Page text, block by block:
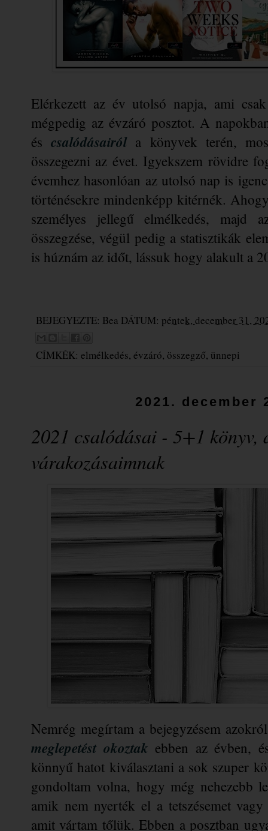
Elérkezett az év utolsó napja, ami
mégpedig az évzáró posztot. A
és csalódásairól a könyvek terén,
összegezni az évet. Igyekszem rövidre
évemhez hasonlóan az utolsó nap is
történésekre mindenképp kitérnék.
személyes jellegű elmélkedés, majd
összegzése, végül pedig a statisztikák
is húznám az időt, lássuk hogy alakult a
BEJEGYEZTE: Bea DÁTUM: péntek, december 31,
CÍMKÉK: elmélkedés, évzáró, összegző, ünnepi
2021. december
2021 csalódásai - 5+1 könyv,
várakozásaimnak
Nemrég megírtam a bejegyzésem
meglepetést okoztak ebben az évben,
könnyű hatot kiválasztani a sok szuper
gondoltam volna, hogy még nehezebb
amik nem nyerték el a tetszésemet
amit vártam tőlük. Ebben a posztban